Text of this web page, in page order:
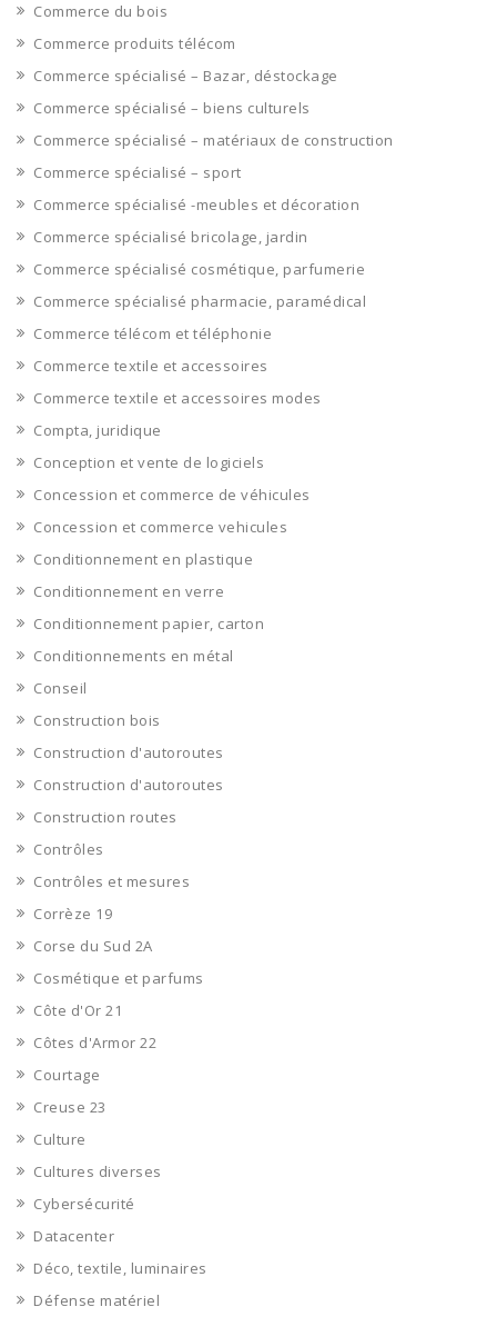
Commerce du bois
Commerce produits télécom
Commerce spécialisé – Bazar, déstockage
Commerce spécialisé – biens culturels
Commerce spécialisé – matériaux de construction
Commerce spécialisé – sport
Commerce spécialisé -meubles et décoration
Commerce spécialisé bricolage, jardin
Commerce spécialisé cosmétique, parfumerie
Commerce spécialisé pharmacie, paramédical
Commerce télécom et téléphonie
Commerce textile et accessoires
Commerce textile et accessoires modes
Compta, juridique
Conception et vente de logiciels
Concession et commerce de véhicules
Concession et commerce vehicules
Conditionnement en plastique
Conditionnement en verre
Conditionnement papier, carton
Conditionnements en métal
Conseil
Construction bois
Construction d'autoroutes
Construction d'autoroutes
Construction routes
Contrôles
Contrôles et mesures
Corrèze 19
Corse du Sud 2A
Cosmétique et parfums
Côte d'Or 21
Côtes d'Armor 22
Courtage
Creuse 23
Culture
Cultures diverses
Cybersécurité
Datacenter
Déco, textile, luminaires
Défense matériel